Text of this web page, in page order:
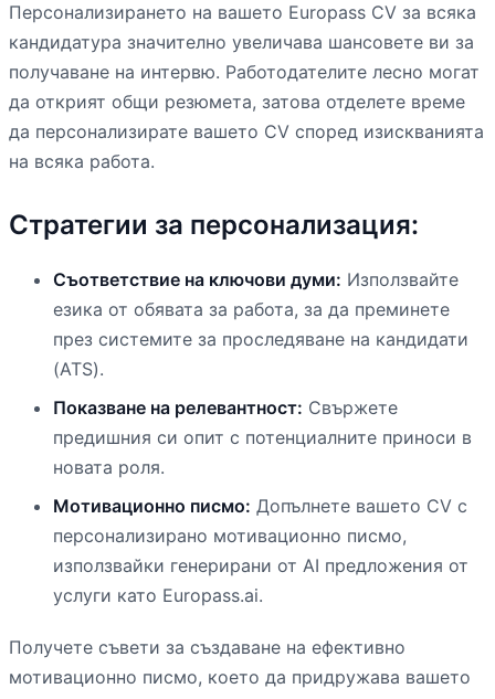
Персонализирането на вашето Europass CV за всяка
кандидатура значително увеличава шансовете ви за
получаване на интервю. Работодателите лесно могат
да открият общи резюмета, затова отделете време
да персонализирате вашето CV според изискванията
на всяка работа.
Стратегии за персонализация:
Съответствие на ключови думи: Използвайте
езика от обявата за работа, за да преминете
през системите за проследяване на кандидати
(ATS).
Показване на релевантност: Свържете
предишния си опит с потенциалните приноси в
новата роля.
Мотивационно писмо: Допълнете вашето CV с
персонализирано мотивационно писмо,
използвайки генерирани от AI предложения от
услуги като Europass.ai.
Получете съвети за създаване на ефективно
мотивационно писмо, което да придружава вашето